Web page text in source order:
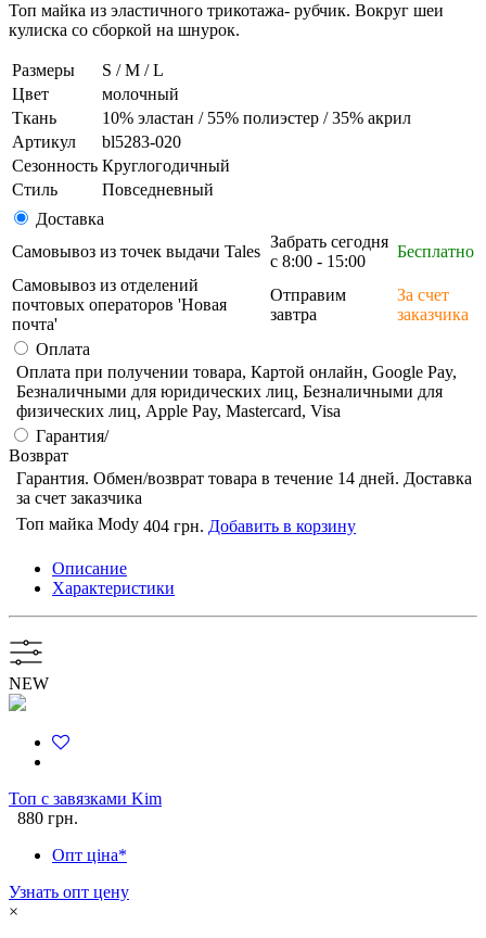
Топ майка из эластичного трикотажа- рубчик. Вокруг шеи
кулиска со сборкой на шнурок.
Размеры
S / M / L
Цвет
молочный
Ткань
10% эластан / 55% полиэстер / 35% акрил
Артикул
bl5283-020
Сезонность Круглогодичный
Стиль
Повседневный
Доставка
Самовывоз из точек выдачи Tales
Забрать сегодня
с 8:00 - 15:00
Бесплатно
Самовывоз из отделений
почтовых операторов 'Новая
почта'
Отправим
завтра
За счет
заказчика
Оплата
Оплата при получении товара, Картой онлайн, Google Pay,
Безналичными для юридических лиц, Безналичными для
физических лиц, Apple Pay, Mastercard, Visa
Гарантия/
Возврат
Гарантия. Обмен/возврат товара в течение 14 дней. Доставка
за счет заказчика
Топ майка Mody 404 грн. Добавить в корзину
Описание
Характеристики
NEW
Топ с завязками Kim
880 грн.
Опт ціна*
Узнать опт цену
×